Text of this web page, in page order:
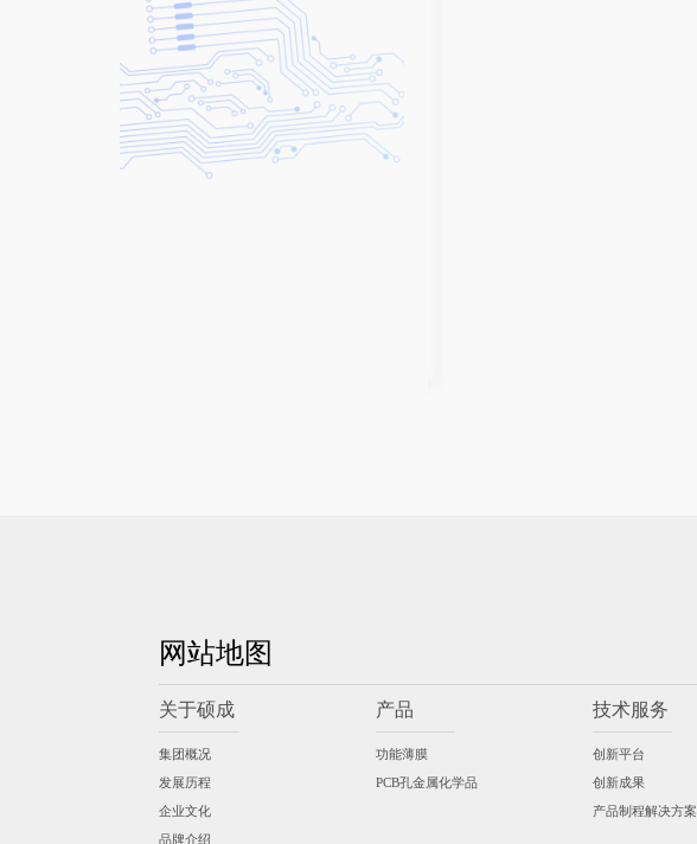
网站地图
关于硕成
集团概况
发展历程
企业文化
品牌介绍
产品
功能薄膜
PCB孔金属化学品
技术服务
创新平台
创新成果
产品制程解决方案